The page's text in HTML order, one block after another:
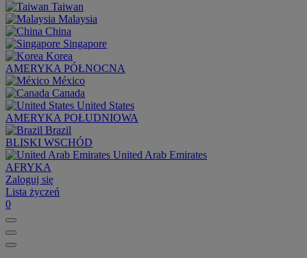
Taiwan
Malaysia
China
Singapore
Korea
AMERYKA PÓŁNOCNA
México
Canada
United States
AMERYKA POŁUDNIOWA
Brazil
BLISKI WSCHÓD
United Arab Emirates
AFRYKA
Zaloguj się
Lista życzeń
0